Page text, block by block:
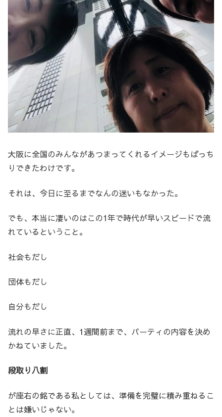
大阪に全国のみんながあつまってくれるイメージもばっち
りできたわけです。
それは、今日に至るまでなんの迷いもなかった。
でも、本当に凄いのはこの1年で時代が早いスピードで流
れているということ。
社会もだし
団体もだし
自分もだし
流れの早さに正直、1週間前まで、パーティの内容を決め
かねていました。
段取り八割
が座右の銘である私としては、準備を完璧に積み重ねるこ
とは嫌いじゃない。